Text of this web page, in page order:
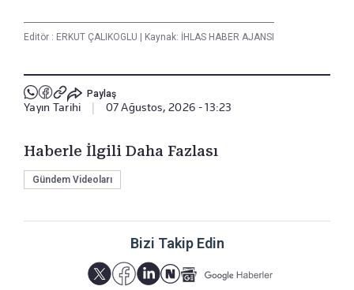
Editör : ERKUT ÇALIKOGLU Kaynak: İHLAS HABER AJANSI
Paylaş
Yayın Tarihi 07 Ağustos, 2026 - 13:23
Haberle İlgili Daha Fazlası
Gündem Videoları
Bizi Takip Edin